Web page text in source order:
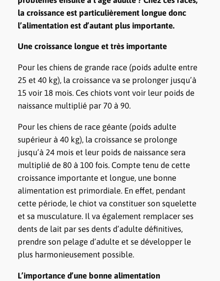
la croissance est particulièrement longue donc
l’alimentation est d’autant plus importante.
Une croissance longue et très importante
Pour les chiens de grande race (poids adulte entre
25 et 40 kg), la croissance va se prolonger jusqu’à
15 voir 18 mois. Ces chiots vont voir leur poids de
naissance multiplié par 70 à 90.
Pour les chiens de race géante (poids adulte
supérieur à 40 kg), la croissance se prolonge
jusqu’à 24 mois et leur poids de naissance sera
multiplié de 80 à 100 fois. Compte tenu de cette
croissance importante et longue, une bonne
alimentation est primordiale. En effet, pendant
cette période, le chiot va constituer son squelette
et sa musculature. Il va également remplacer ses
dents de lait par ses dents d’adulte définitives,
prendre son pelage d’adulte et se développer le
plus harmonieusement possible.
L’importance d’une bonne alimentation